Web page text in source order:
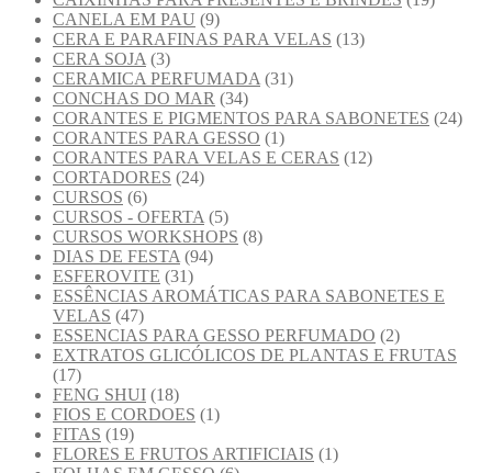
CANELA EM PAU (9)
CERA E PARAFINAS PARA VELAS (13)
CERA SOJA (3)
CERAMICA PERFUMADA (31)
CONCHAS DO MAR (34)
CORANTES E PIGMENTOS PARA SABONETES (24)
CORANTES PARA GESSO (1)
CORANTES PARA VELAS E CERAS (12)
CORTADORES (24)
CURSOS (6)
CURSOS - OFERTA (5)
CURSOS WORKSHOPS (8)
DIAS DE FESTA (94)
ESFEROVITE (31)
ESSÊNCIAS AROMÁTICAS PARA SABONETES E
VELAS (47)
ESSENCIAS PARA GESSO PERFUMADO (2)
EXTRATOS GLICÓLICOS DE PLANTAS E FRUTAS
(17)
FENG SHUI (18)
FIOS E CORDOES (1)
FITAS (19)
FLORES E FRUTOS ARTIFICIAIS (1)